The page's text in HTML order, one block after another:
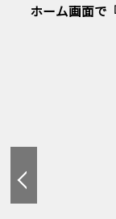
ホーム画面で